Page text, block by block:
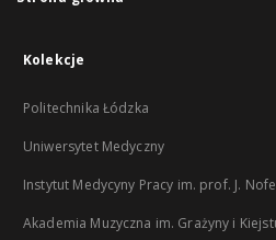
Kolekcje
Politechnika Łódzka
Uniwersytet Medyczny
Instytut Medycyny Pracy im. prof. J.
Akademia Muzyczna im. Grażyny i